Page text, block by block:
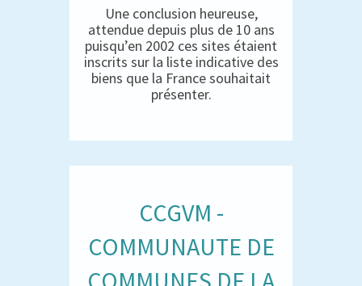
Une conclusion heureuse,
attendue depuis plus de 10 ans
puisqu’en 2002 ces sites étaient
inscrits sur la liste indicative des
biens que la France souhaitait
présenter.
CCGVM -
COMMUNAUTE DE